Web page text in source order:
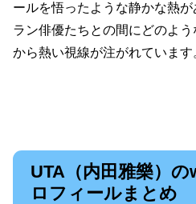
ールを悟ったような静かな熱
ラン俳優たちとの間にどのよ
から熱い視線が注がれています
UTA（内田雅樂）
ロフィールまとめ